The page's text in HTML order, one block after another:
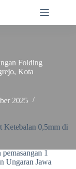
Folding
Kota
2025
Ketebalan 0,5mm di
1
Ungaran Jawa